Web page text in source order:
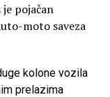
pojačan
moto saveza
kolone vozila
prelazima